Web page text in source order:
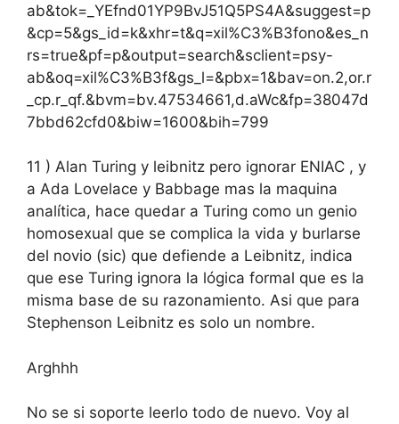
ab&tok=_YEfnd01YP9BvJ51Q5PS4A&suggest=p
&cp=5&gs_id=k&xhr=t&q=xil%C3%B3fono&es_n
rs=true&pf=p&output=search&sclient=psy-
ab&oq=xil%C3%B3f&gs_l=&pbx=1&bav=on.2,or.r
_cp.r_qf.&bvm=bv.47534661,d.aWc&fp=38047d
7bbd62cfd0&biw=1600&bih=799
11 ) Alan Turing y leibnitz pero ignorar ENIAC , y
a Ada Lovelace y Babbage mas la maquina
analítica, hace quedar a Turing como un genio
homosexual que se complica la vida y burlarse
del novio (sic) que defiende a Leibnitz, indica
que ese Turing ignora la lógica formal que es la
misma base de su razonamiento. Asi que para
Stephenson Leibnitz es solo un nombre.
Arghhh
No se si soporte leerlo todo de nuevo. Voy al